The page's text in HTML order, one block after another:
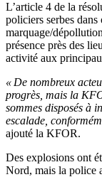
L’article 4 de la
policiers serbes
marquage/
présence près des
activité aux
« De nombreux
progrès, mais la
sommes disposés à
escalade,
ajouté la KFOR.
Des explosions ont
Nord, mais la police